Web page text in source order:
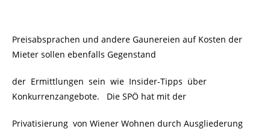
Preisabsprachen und andere Gaunereien auf Kosten der
Mieter sollen ebenfalls Gegenstand
der Ermittlungen sein wie Insider-Tipps über
Konkurrenzangebote. Die SPÖ hat mit der
Privatisierung von Wiener Wohnen durch Ausgliederung